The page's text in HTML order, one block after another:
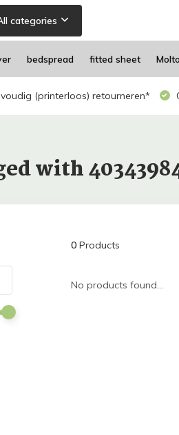
categories
bedspread fitted sheet
(printerloos) retourneren*
with
0Products
No products found...